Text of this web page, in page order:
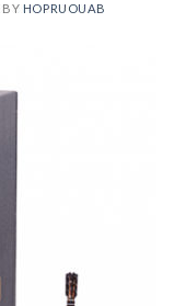
BY HOPRUOUAB